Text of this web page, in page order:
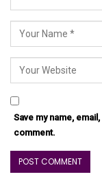
Save my name,
comment.